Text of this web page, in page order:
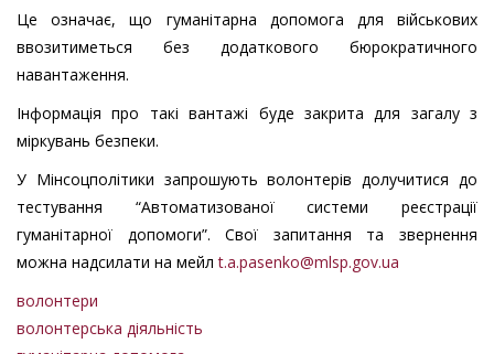
Це означає, що гуманітарна допомога для військових
ввозитиметься без додаткового бюрократичного
навантаження.
Інформація про такі вантажі буде закрита для загалу з
міркувань безпеки.
У Мінсоцполітики запрошують волонтерів долучитися до
тестування “Автоматизованої системи реєстрації
гуманітарної допомоги”. Свої запитання та звернення
можна надсилати на мейлt.a.pasenko@mlsp.gov.ua
волонтери
волонтерська діяльність